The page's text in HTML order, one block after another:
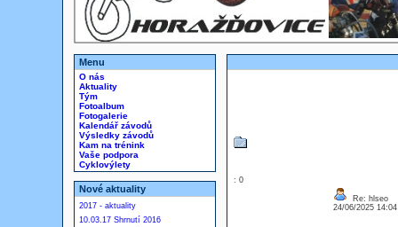
Menu
O nás
Aktuality
Tým
Fotoalbum
Fotogalerie
Kalendář závodů
Výsledky závodů
Kam na trénink
Vaše podpora
Cyklovýlety
Nové aktuality
2017 - aktuality
10.03.17 Shrnutí 2016
: 0
Re: hlseo
24/06/2025